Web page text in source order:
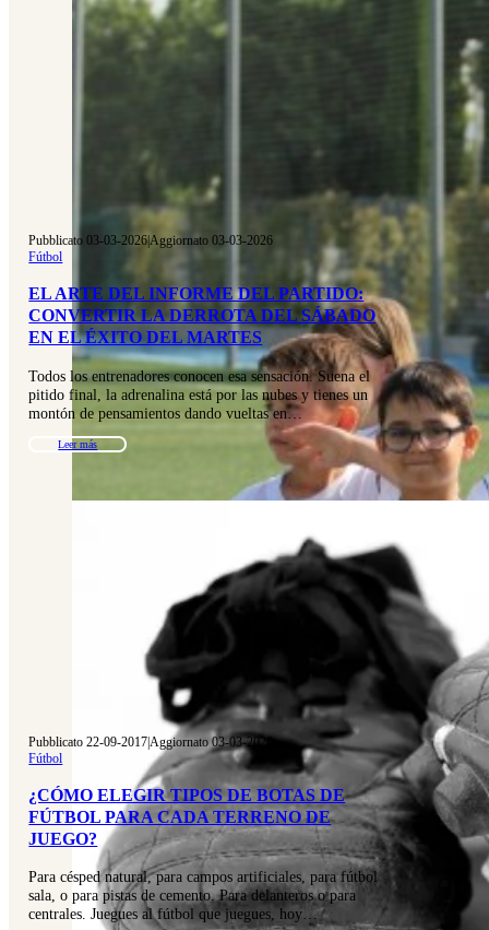
Pubblicato 03-03-2026|Aggiornato 03-03-2026
Fútbol
EL ARTE DEL INFORME DEL PARTIDO:
CONVERTIR LA DERROTA DEL SÁBADO
EN EL ÉXITO DEL MARTES
Todos los entrenadores conocen esa sensación. Suena el
pitido final, la adrenalina está por las nubes y tienes un
montón de pensamientos dando vueltas en…
Leer más
Pubblicato 22-09-2017|Aggiornato 03-03-2026
Fútbol
¿CÓMO ELEGIR TIPOS DE BOTAS DE
FÚTBOL PARA CADA TERRENO DE
JUEGO?
Para césped natural, para campos artificiales, para fútbol
sala, o para pistas de cemento. Para delanteros o para
centrales. Juegues al fútbol que juegues, hoy…